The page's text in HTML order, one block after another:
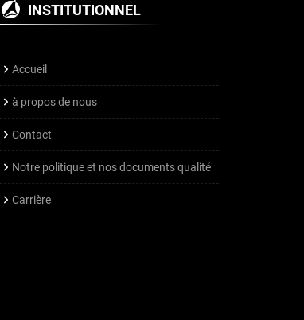
INSTITUTIONNEL
Accueil
à propos de nous
Contact
Notre politique et nos documents qualité
Carrière